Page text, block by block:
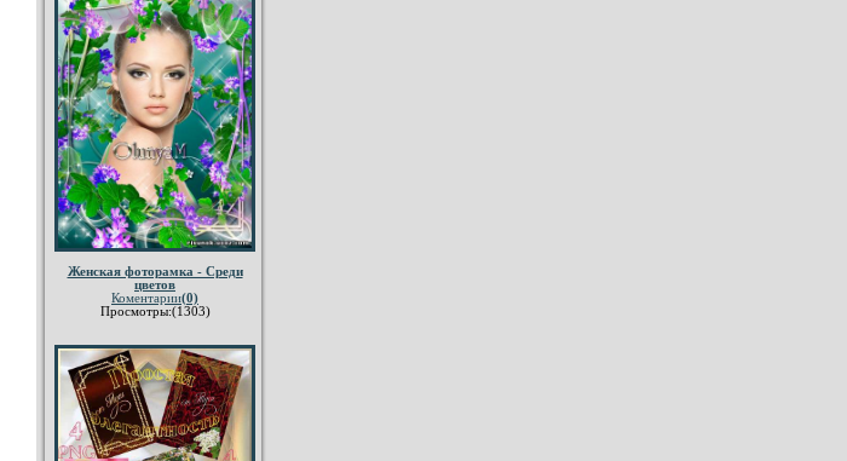
Женская фоторамка - Среди
цветов
Коментарии(0)
Просмотры:(1303)